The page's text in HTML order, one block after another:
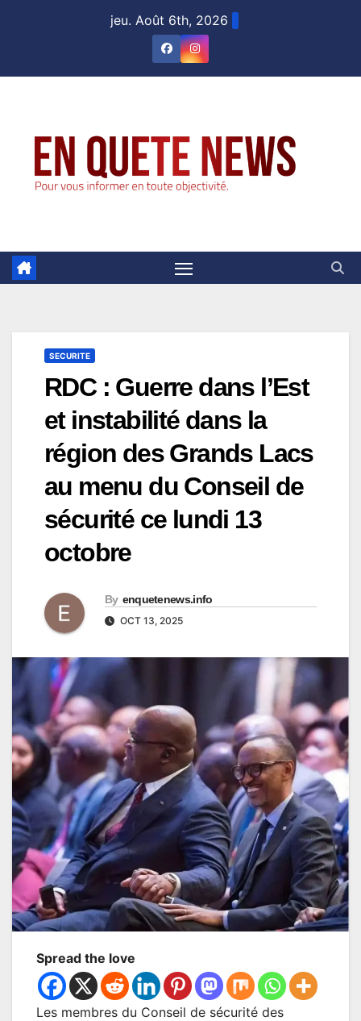
jeu. Août 6th, 2026
SECURITE
RDC : Guerre dans l’Est
et instabilité dans la
région des Grands Lacs
au menu du Conseil de
sécurité ce lundi 13
octobre
By enquetenews.info
OCT 13, 2025
Spread the love
Les membres du Conseil de sécurité des